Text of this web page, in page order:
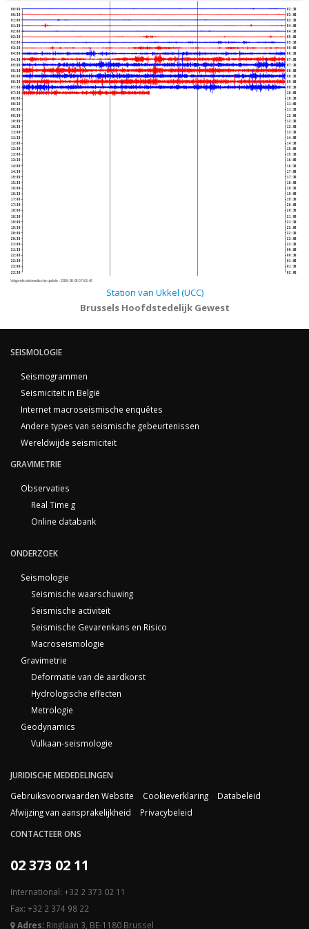
00:00
00:30
01:00
01:30
02:00
02:30
03:00
03:30
04:00
04:30
05:00
05:30
06:00
06:30
07:00
07:30
08:00
08:30
09:00
09:30
10:00
10:30
11:00
11:30
12:00
12:30
13:00
13:30
14:00
14:30
15:00
15:30
16:00
16:30
17:00
17:30
18:00
18:30
19:00
19:30
20:00
20:30
21:00
21:30
22:00
22:30
23:00
23:30
02:30
03:00
03:30
04:00
04:30
05:00
05:30
06:00
06:30
07:00
07:30
08:00
08:30
09:00
09:30
10:00
10:30
11:00
11:30
12:00
12:30
13:00
13:30
14:00
14:30
15:00
15:30
16:00
16:30
17:00
17:30
18:00
18:30
19:00
19:30
20:00
20:30
21:00
21:30
22:00
22:30
23:00
23:30
00:00
00:30
01:00
01:30
02:00
Volgende automatische update : 2026-08-06 07:53:40
Station van Ukkel (UCC)
Brussels Hoofdstedelijk Gewest
SEISMOLOGIE
Seismogrammen
Seismiciteit in België
Internet macroseismische enquêtes
Andere types van seismische gebeurtenissen
Wereldwijde seismiciteit
GRAVIMETRIE
Observaties
Real Time g
Online databank
ONDERZOEK
Seismologie
Seismische waarschuwing
Seismische activiteit
Seismische Gevarenkans en Risico
Macroseismologie
Gravimetrie
Deformatie van de aardkorst
Hydrologische effecten
Metrologie
Geodynamics
Vulkaan-seismologie
JURIDISCHE MEDEDELINGEN
Gebruiksvoorwaarden Website
Cookieverklaring
Databeleid
Afwijzing van aansprakelijkheid
Privacybeleid
CONTACTEER ONS
02 373 02 11
International: +32 2 373 02 11
Fax: +32 2 374 98 22
Adres: Ringlaan 3, BE-1180 Brussel